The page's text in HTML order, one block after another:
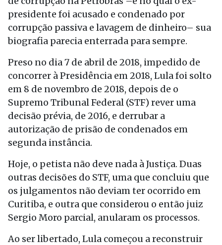
presidente foi acusado e condenado por
corrupção passiva e lavagem de dinheiro– sua
biografia parecia enterrada para sempre.
Preso no dia 7 de abril de 2018, impedido de
concorrer à Presidência em 2018, Lula foi solto
em 8 de novembro de 2018, depois de o
Supremo Tribunal Federal (STF) rever uma
decisão prévia, de 2016, e derrubar a
autorização de prisão de condenados em
segunda instância.
Hoje, o petista não deve nada à Justiça. Duas
outras decisões do STF, uma que concluiu que
os julgamentos não deviam ter ocorrido em
Curitiba, e outra que considerou o então juiz
Sergio Moro parcial, anularam os processos.
Ao ser libertado, Lula começou a reconstruir